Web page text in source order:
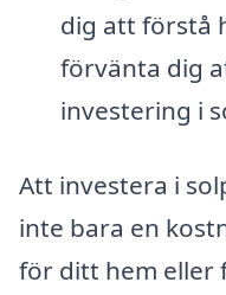
dig att förstå
förvänta dig
investering i
Att investera i
inte bara en
för ditt hem eller